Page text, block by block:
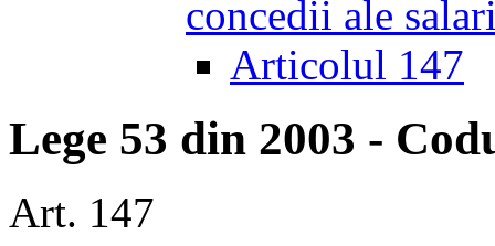
concedii ale
Articolul 147
Lege 53 din 2003 -
Art. 147